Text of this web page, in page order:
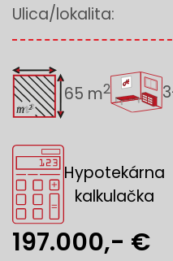
Ulica/lokalita:
65 m2
Hypotekárna
kalkulačka
197.000,- €